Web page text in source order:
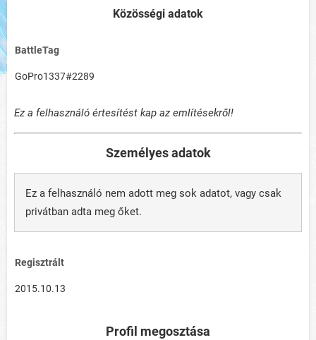
Közösségi adatok
BattleTag
GoPro1337#2289
Ez a felhasználó értesítést kap az említésekről!
Személyes adatok
Ez a felhasználó nem adott meg sok adatot, vagy csak
privátban adta meg őket.
Regisztrált
2015.10.13
Profil megosztása